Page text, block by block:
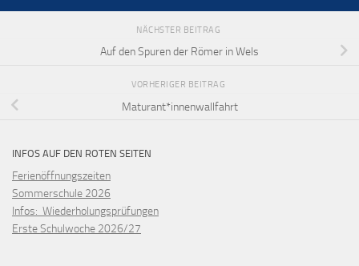
NÄCHSTER BEITRAG
Auf den Spuren der Römer in Wels
VORHERIGER BEITRAG
Maturant*innenwallfahrt
INFOS AUF DEN ROTEN SEITEN
Ferienöffnungszeiten
Sommerschule 2026
Infos: Wiederholungsprüfungen
Erste Schulwoche 2026/27